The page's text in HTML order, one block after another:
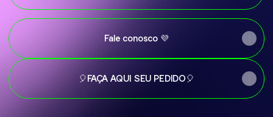
Fale conosco 💜
🎈FAÇA AQUI SEU PEDIDO🎈